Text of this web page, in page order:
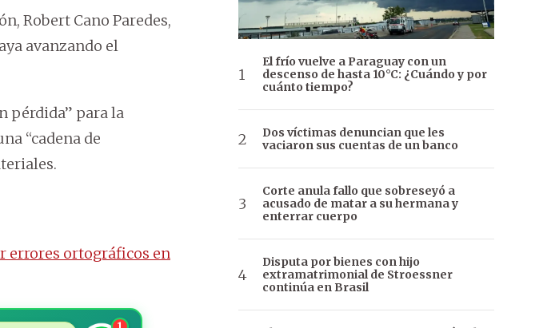
Robert Cano Paredes,
avanzando el
pérdida” para la
“cadena de
errores ortográficos en
El frío vuelve a Paraguay con un
descenso de hasta 10°C: ¿Cuándo y por
cuánto tiempo?
Dos víctimas denuncian que les
vaciaron sus cuentas de un banco
Corte anula fallo que sobreseyó a
acusado de matar a su hermana y
enterrar cuerpo
Disputa por bienes con hijo
extramatrimonial de Stroessner
continúa en Brasil